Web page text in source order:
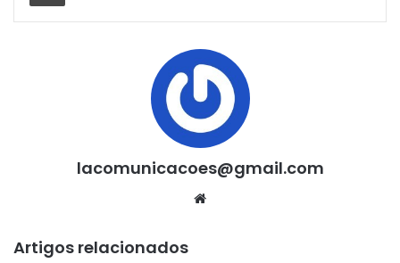
lacomunicacoes@gmail.com
Artigos relacionados